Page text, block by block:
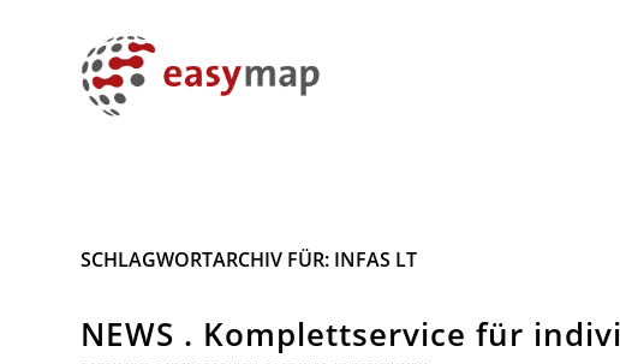
SCHLAGWORTARCHIV FÜR: INFAS LT
NEWS . Komplettservice für